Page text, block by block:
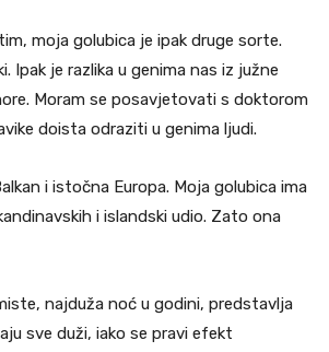
moja golubica je ipak druge sorte.
Ipak je razlika u genima nas iz južne
Moram se posavjetovati s doktorom
doista odraziti u genima ljudi.
i istočna Europa. Moja golubica ima
i islandski udio. Zato ona
najduža noć u godini, predstavlja
sve duži, iako se pravi efekt